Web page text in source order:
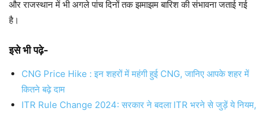
और राजस्थान में भी अगले पांच दिनों तक झमाझम बारिश की संभावना जताई गई
है।
इसे भी पढ़े-
CNG Price Hike : इन शहरों में महंगी हुई CNG, जानिए आपके शहर में
कितने बढ़े दाम
ITR Rule Change 2024: सरकार ने बदला ITR भरने से जुड़ें ये नियम,